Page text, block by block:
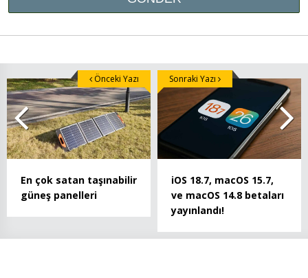
En çok satan taşınabilir
güneş panelleri
Önceki Yazı
iOS 18.7, macOS 15.7,
ve macOS 14.8 betaları
yayınlandı!
Sonraki Yazı